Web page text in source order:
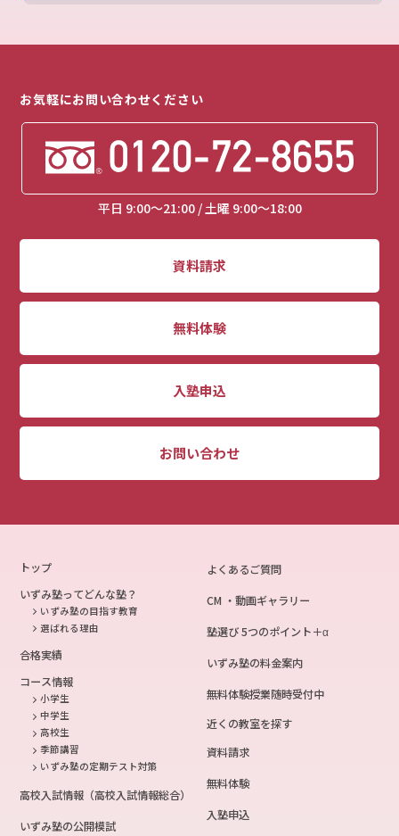
お気軽にお問い合わせください
平日 9:00～21:00 / 土曜 9:00～18:00
資料請求
無料体験
入塾申込
お問い合わせ
トップ
いずみ塾ってどんな塾？
いずみ塾の目指す教育
選ばれる理由
合格実績
コース情報
小学生
中学生
高校生
季節講習
いずみ塾の定期テスト対策
高校入試情報（高校入試情報総合）
いずみ塾の公開模試
よくあるご質問
CM ・動画ギャラリー
塾選び 5つのポイント＋α
いずみ塾の料金案内
無料体験授業随時受付中
近くの教室を探す
資料請求
無料体験
入塾申込